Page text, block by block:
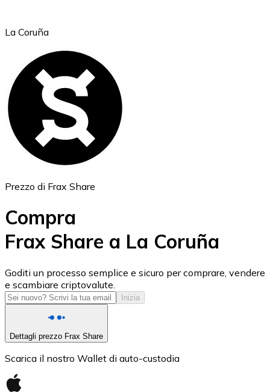
Ethereum
USD Coin
USDC
La Coruña
Prezzo di Frax Share
Compra
Frax Share a La Coruña
Goditi un processo semplice e sicuro per comprare, vendere
e scambiare criptovalute.
Inizia
Dettagli prezzo Frax Share
Scarica il nostro Wallet di auto-custodia